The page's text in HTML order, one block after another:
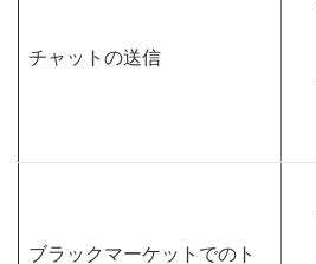
チャットの送信
ブラックマーケットでのト